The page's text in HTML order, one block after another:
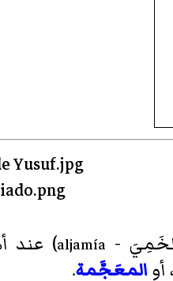
-
aljamía) عند
، أو المعَجَّمة.